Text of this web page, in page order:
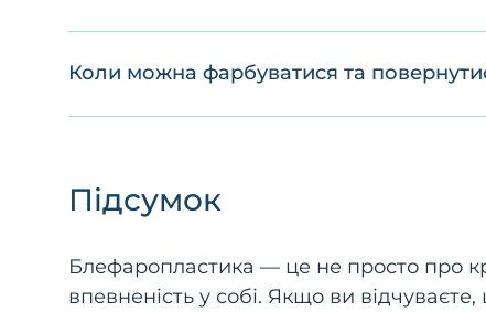
Коли можна фарбуватися та
Підсумок
Блефаропластика — це не просто про
впевненість у собі. Якщо ви